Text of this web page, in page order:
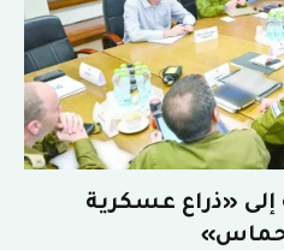
«ذراع عسكرية